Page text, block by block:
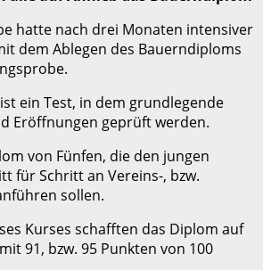
hatte nach drei Monaten intensiver
dem Ablegen des Bauerndiploms
ein Test, in dem grundlegende
Eröffnungen geprüft werden.
von Fünfen, die den jungen
für Schritt an Vereins-, bzw.
sollen.
Kurses schafften das Diplom auf
91, bzw. 95 Punkten von 100